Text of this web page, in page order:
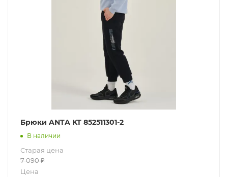
Брюки ANTA KT 852511301-2
В наличии
Старая цена
7 090₽
Цена